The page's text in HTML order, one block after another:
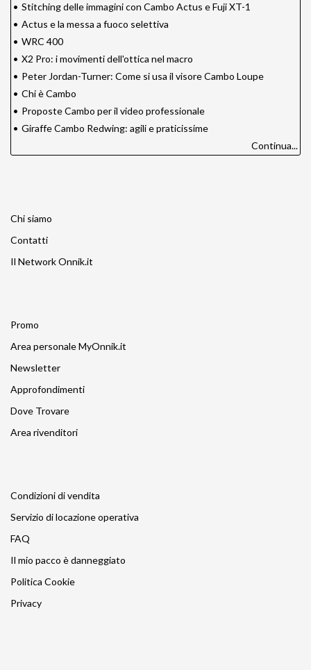
• Stitching delle immagini con Cambo Actus e Fuji XT-1
• Actus e la messa a fuoco selettiva
• WRC 400
• X2 Pro: i movimenti dell'ottica nel macro
• Peter Jordan-Turner: Come si usa il visore Cambo Loupe
• Chi è Cambo
• Proposte Cambo per il video professionale
• Giraffe Cambo Redwing: agili e praticissime
Continua...
Chi siamo
Contatti
Il Network Onnik.it
Promo
Area personale MyOnnik.it
Newsletter
Approfondimenti
Dove Trovare
Area rivenditori
Condizioni di vendita
Servizio di locazione operativa
FAQ
Il mio pacco è danneggiato
Politica Cookie
Privacy